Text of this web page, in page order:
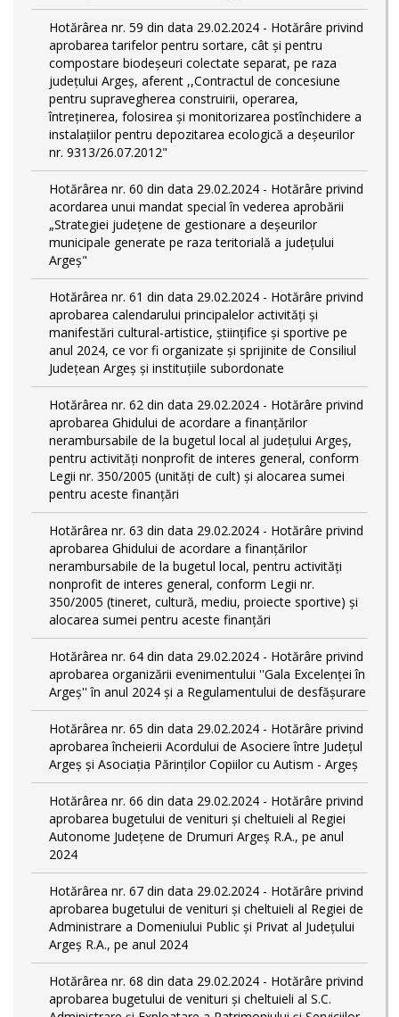
Hotărârea nr. 59 din data 29.02.2024 - Hotărâre privind
aprobarea tarifelor pentru sortare, cât și pentru
compostare biodeșeuri colectate separat, pe raza
județului Argeș, aferent ,,Contractul de concesiune
pentru supravegherea construirii, operarea,
întreținerea, folosirea și monitorizarea postînchidere a
instalațiilor pentru depozitarea ecologică a deșeurilor
nr. 9313/26.07.2012"
Hotărârea nr. 60 din data 29.02.2024 - Hotărâre privind
acordarea unui mandat special în vederea aprobării
„Strategiei județene de gestionare a deșeurilor
municipale generate pe raza teritorială a județului
Argeș"
Hotărârea nr. 61 din data 29.02.2024 - Hotărâre privind
aprobarea calendarului principalelor activităţi şi
manifestări cultural-artistice, ştiinţifice şi sportive pe
anul 2024, ce vor fi organizate şi sprijinite de Consiliul
Judeţean Argeş şi instituţiile subordonate
Hotărârea nr. 62 din data 29.02.2024 - Hotărâre privind
aprobarea Ghidului de acordare a finanţărilor
nerambursabile de la bugetul local al județului Argeș,
pentru activităţi nonprofit de interes general, conform
Legii nr. 350/2005 (unități de cult) și alocarea sumei
pentru aceste finanțări
Hotărârea nr. 63 din data 29.02.2024 - Hotărâre privind
aprobarea Ghidului de acordare a finanţărilor
nerambursabile de la bugetul local, pentru activităţi
nonprofit de interes general, conform Legii nr.
350/2005 (tineret, cultură, mediu, proiecte sportive) și
alocarea sumei pentru aceste finanțări
Hotărârea nr. 64 din data 29.02.2024 - Hotărâre privind
aprobarea organizării evenimentului ''Gala Excelenței în
Argeș'' în anul 2024 și a Regulamentului de desfășurare
Hotărârea nr. 65 din data 29.02.2024 - Hotărâre privind
aprobarea încheierii Acordului de Asociere între Județul
Argeș și Asociația Părinților Copiilor cu Autism - Argeș
Hotărârea nr. 66 din data 29.02.2024 - Hotărâre privind
aprobarea bugetului de venituri și cheltuieli al Regiei
Autonome Județene de Drumuri Argeș R.A., pe anul
2024
Hotărârea nr. 67 din data 29.02.2024 - Hotărâre privind
aprobarea bugetului de venituri și cheltuieli al Regiei de
Administrare a Domeniului Public și Privat al Județului
Argeș R.A., pe anul 2024
Hotărârea nr. 68 din data 29.02.2024 - Hotărâre privind
aprobarea bugetului de venituri și cheltuieli al S.C.